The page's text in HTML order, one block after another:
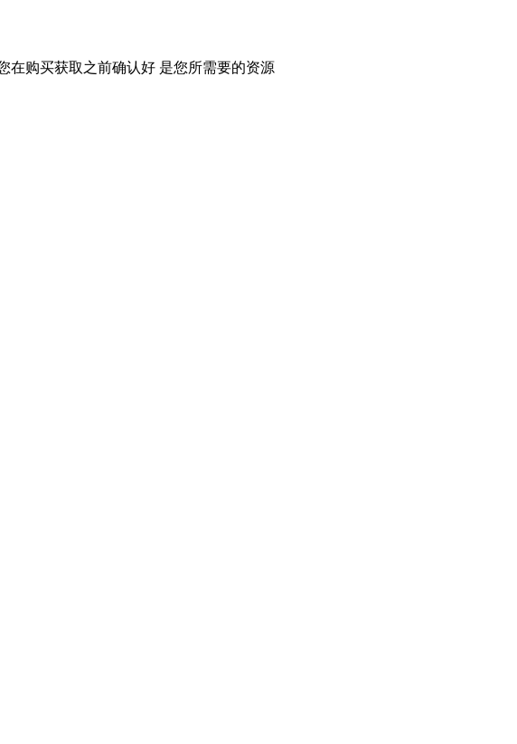
在购买获取之前确认好 是您所需要的资源